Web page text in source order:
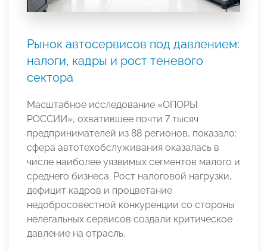
Рынок автосервисов под давлением:
налоги, кадры и рост теневого
сектора
Масштабное исследование «ОПОРЫ
РОССИИ», охватившее почти 7 тысяч
предпринимателей из 88 регионов, показало:
сфера автотехобслуживания оказалась в
числе наиболее уязвимых сегментов малого и
среднего бизнеса. Рост налоговой нагрузки,
дефицит кадров и процветание
недобросовестной конкуренции со стороны
нелегальных сервисов создали критическое
давление на отрасль.